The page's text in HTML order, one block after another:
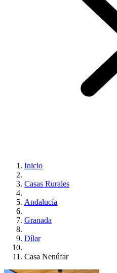
Inicio
Casas Rurales
Andalucía
Granada
Dílar
Casa Nenúfar